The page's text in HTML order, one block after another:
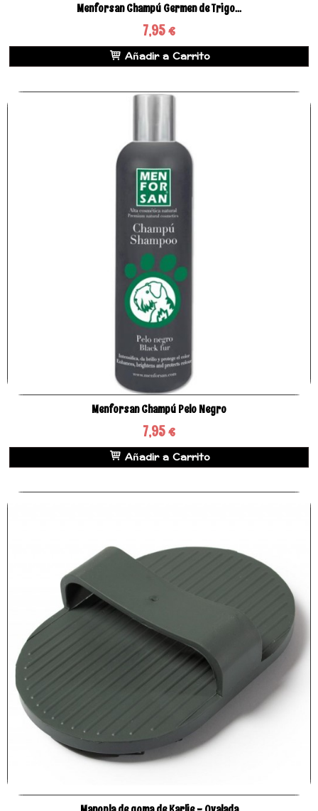
Menforsan Champú Germen de Trigo...
7,95 €
Añadir a Carrito
Menforsan Champú Pelo Negro
7,95 €
Añadir a Carrito